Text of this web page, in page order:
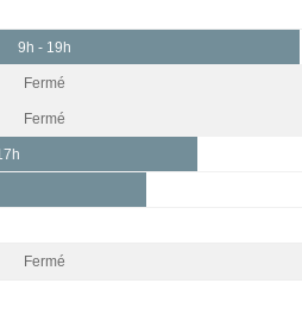
9h - 19h
Fermé
Fermé
Fermé